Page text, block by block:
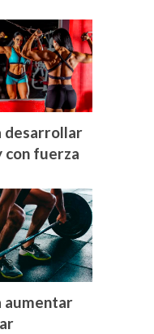
desarrollar
con fuerza
aumentar